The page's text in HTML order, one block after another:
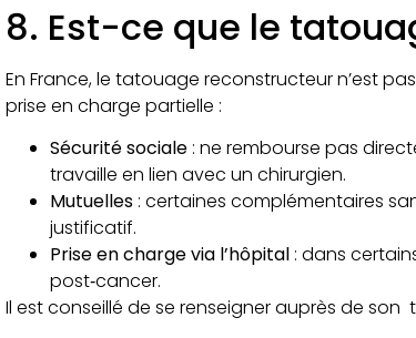
8. Est-ce que le
En France, le tatouage reconstructeur n’est
prise en charge partielle :​
Sécurité sociale : ne rembourse pas
travaille en lien avec un chirurgien.​
Mutuelles : certaines complémentaires
justificatif.​
Prise en charge via l’hôpital : dans
post‑cancer.​
Il est conseillé de se renseigner auprès de